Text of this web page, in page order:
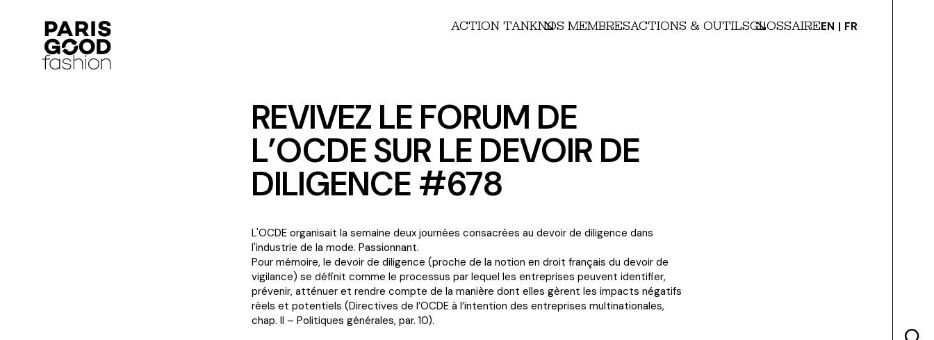
ACTION TANKNOS MEMBRESACTIONS & OUTILSGLOSSAIREEN FR
REVIVEZ LE FORUM DE
L’OCDE SUR LE DEVOIR DE
DILIGENCE #678
L'OCDE organisait la semaine deux journées consacrées au devoir de diligence dans
l'industrie de la mode. Passionnant.
Pour mémoire, le devoir de diligence (proche de la notion en droit français du devoir de
vigilance) se définit comme le processus par lequel les entreprises peuvent identifier,
prévenir, atténuer et rendre compte de la manière dont elles gèrent les impacts négatifs
réels et potentiels (Directives de l’OCDE à l’intention des entreprises multinationales,
chap. II – Politiques générales, par. 10).